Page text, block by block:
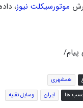
موتورسیکلت نیوز،
پیام/
همشهری
ها
ایران وسایل نقلیه